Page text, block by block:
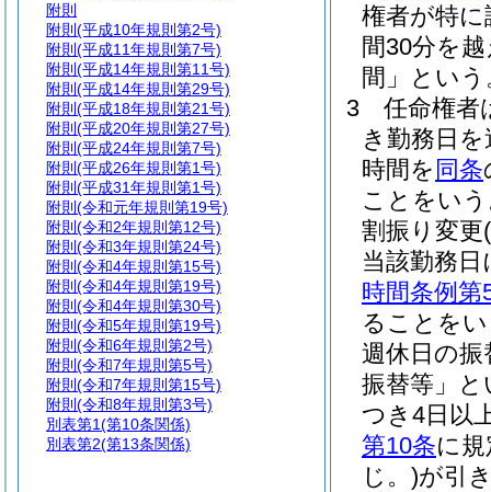
権者が特
間30分を
間」という
3
任命権者
き勤務日
時間を 同条
ことをい
割振り変更(
当該勤務
時間条例第
ることを
週休日の振
振替等」と
つき4日以
第10条に
じ。)が引
附則
附則 (平成10年規則第2号)
附則 (平成11年規則第7号)
附則 (平成14年規則第11号)
附則 (平成14年規則第29号)
附則 (平成18年規則第21号)
附則 (平成20年規則第27号)
附則 (平成24年規則第7号)
附則 (平成26年規則第1号)
附則 (平成31年規則第1号)
附則 (令和元年規則第19号)
附則 (令和2年規則第12号)
附則 (令和3年規則第24号)
附則 (令和4年規則第15号)
附則 (令和4年規則第19号)
附則 (令和4年規則第30号)
附則 (令和5年規則第19号)
附則 (令和6年規則第2号)
附則 (令和7年規則第5号)
附則 (令和7年規則第15号)
附則 (令和8年規則第3号)
別表第1(第10条関係)
別表第2(第13条関係)